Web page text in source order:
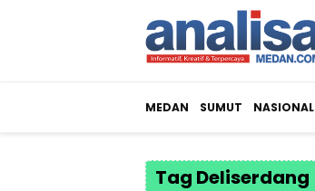
MEDAN SUMUT NASIONAL
Tag Deliserdang